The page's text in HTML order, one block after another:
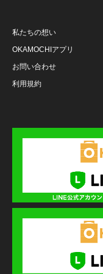
私たちの想い
OKAMOCHIアプリ
お問い合わせ
利用規約